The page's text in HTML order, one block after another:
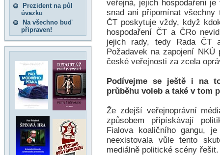
Prezident na půl
úvazku
Na všechno buď
připraven!
veřejná, jejich hospodaření
snad ani připomínat všechny
ČT poskytuje vždy, když
hospodaření ČT a ČRo
jejich rady, tedy Rada ČT
Požadavek na zapojení
české veřejnosti za zcela
Podívejme se ještě i na
průběhu voleb a také v tom
Že zdejší veřejnoprávní
způsobem připískávají
Fialova koaličního gangu,
neexistovala vůle tento
mediálně politické scény